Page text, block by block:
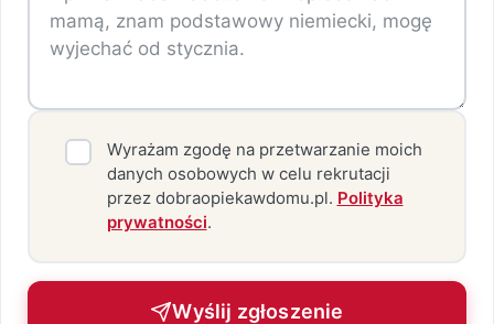
Wyrażam zgodę na przetwarzanie moich
danych osobowych w celu rekrutacji
przez dobraopiekawdomu.pl. Polityka
prywatności.
Wyślij zgłoszenie